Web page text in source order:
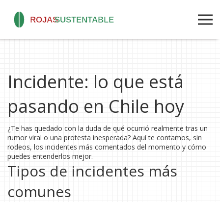
Incidente: lo que está
pasando en Chile hoy
¿Te has quedado con la duda de qué ocurrió realmente tras un
rumor viral o una protesta inesperada? Aquí te contamos, sin
rodeos, los incidentes más comentados del momento y cómo
puedes entenderlos mejor.
Tipos de incidentes más
comunes